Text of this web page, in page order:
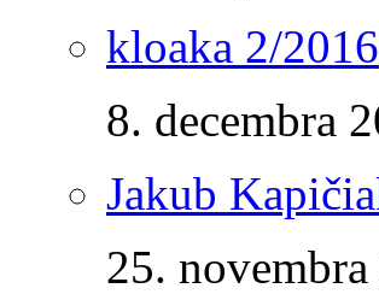
kloaka 2/2016
8. decembra
Jakub
25.